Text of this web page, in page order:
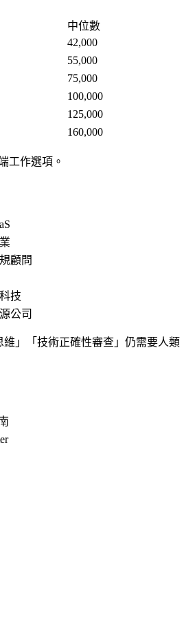
中位數
42,000
55,000
75,000
100,000
125,000
160,000
工作選項。
顧問
技
公司
」「技術正確性審查」仍需要人類